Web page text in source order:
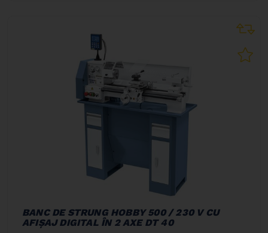
BANC DE STRUNG HOBBY 500 / 230 V CU
AFIŞAJ DIGITAL ÎN 2 AXE DT 40